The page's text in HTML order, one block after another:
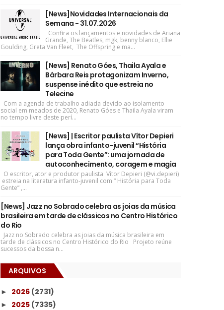
[News]Novidades Internacionais da
Semana - 31.07.2026
Confira os lançamentos e novidades de Ariana
Grande, The Beatles, mgk, benny blanco, Ellie
Goulding, Greta Van Fleet, The Offspring e ma...
[News] Renato Góes, Thaila Ayala e
Bárbara Reis protagonizam Inverno,
suspense inédito que estreia no
Telecine
Com a agenda de trabalho adiada devido ao isolamento
social em meados de 2020, Renato Góes e Thaila Ayala viram
no tempo livre deste perí...
[News] | Escritor paulista Vítor Depieri
lança obra infanto-juvenil “História
para Toda Gente”: uma jornada de
autoconhecimento, coragem e magia
O escritor, ator e produtor paulista Vítor Depieri (@vi.depieri)
estreia na literatura infanto-juvenil com “ História para Toda
Gente” ,...
[News] Jazz no Sobrado celebra as joias da música
brasileira em tarde de clássicos no Centro Histórico
do Rio
Jazz no Sobrado celebra as joias da música brasileira em
tarde de clássicos no Centro Histórico do Rio Projeto reúne
sucessos da bossa n...
ARQUIVOS
► 2026 (2731)
► 2025 (7335)